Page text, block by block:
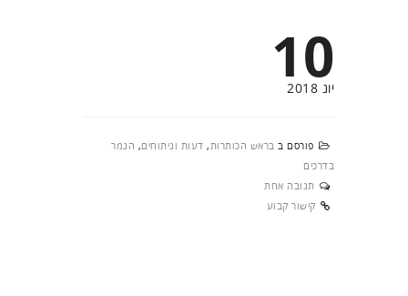
10
יונ 2018
פורסם ב בראש הכותרות, דעות וניתוחים, הנמר
בדרכים
תגובה אחת
קישור קבוע